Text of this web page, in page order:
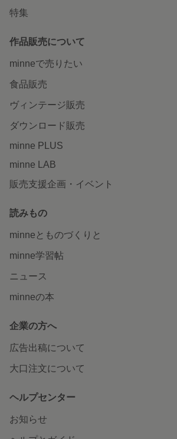
特集
作品販売について
minneで売りたい
食品販売
ヴィンテージ販売
ダウンロード販売
minne PLUS
minne LAB
販売支援企画・イベント
読みもの
minneとものづくりと
minne学習帖
ニュース
minneの本
企業の方へ
広告出稿について
大口注文について
ヘルプセンター
お知らせ